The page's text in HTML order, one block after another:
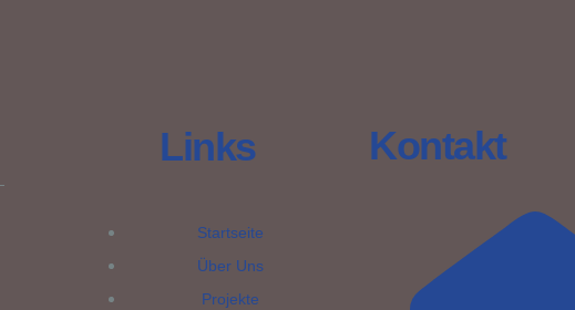
Links
Startseite
Über Uns
Projekte
Kontakt